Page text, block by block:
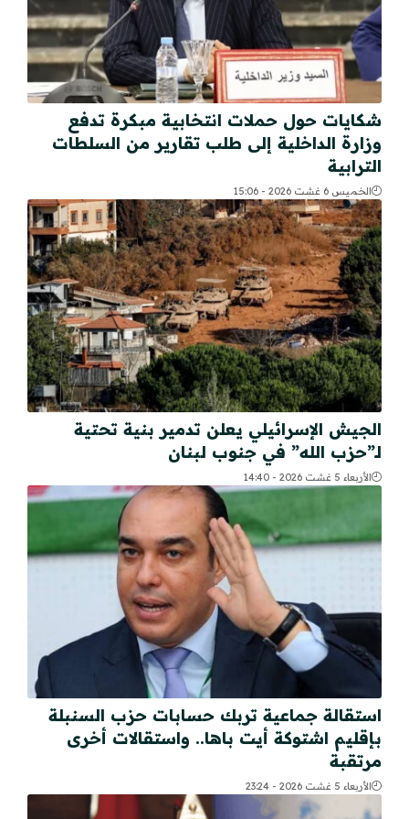
شكايات حول حملات انتخابية مبكرة تدفع
وزارة الداخلية إلى طلب تقارير من السلطات
الترابية
الخميس 6 غشت 2026 - 15:06
الجيش الإسرائيلي يعلن تدمير بنية تحتية
لـ”حزب الله” في جنوب لبنان
الأربعاء 5 غشت 2026 - 14:40
استقالة جماعية تربك حسابات حزب السنبلة
بإقليم اشتوكة أيت باها.. واستقالات أخرى
مرتقبة
الأربعاء 5 غشت 2026 - 23:24